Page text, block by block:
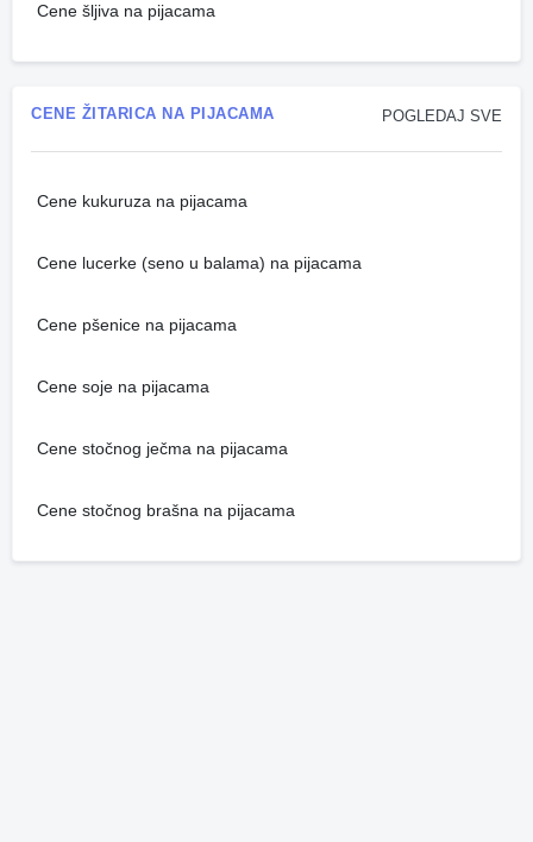
Cene šljiva na pijacama
POGLEDAJ SVE
CENE ŽITARICA NA PIJACAMA
Cene kukuruza na pijacama
Cene lucerke (seno u balama) na pijacama
Cene pšenice na pijacama
Cene soje na pijacama
Cene stočnog ječma na pijacama
Cene stočnog brašna na pijacama